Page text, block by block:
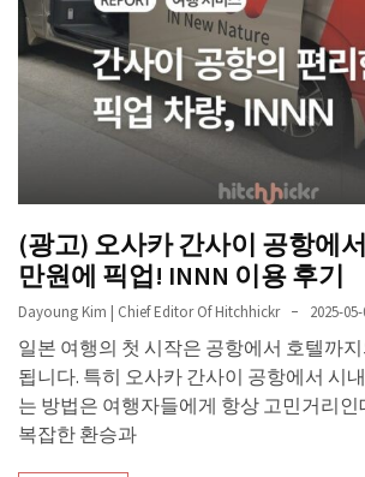
(광고) 오사카 간사이 공항에
만원에 픽업! INNN 이용 후기
Dayoung Kim | Chief Editor Of Hitchhickr 2025-
일본 여행의 첫 시작은 공항에서 호텔까
됩니다. 특히 오사카 간사이 공항에서 시
는 방법은 여행자들에게 항상 고민거리
복잡한 환승과